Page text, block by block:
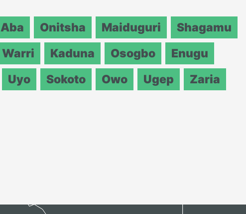
Aba Onitsha Maiduguri
Shagamu
Warri Kaduna Osogbo
Enugu
Uyo Sokoto Owo Ugep Zaria